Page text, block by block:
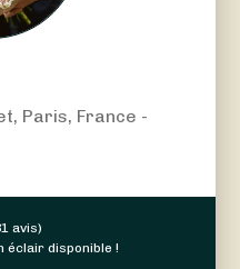
Paris, France -
avis)
éclair disponible !